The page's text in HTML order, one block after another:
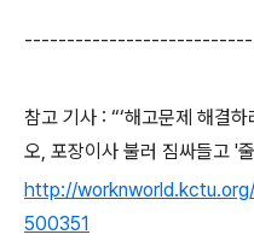
참고 기사 : “‘해고문제 해결하
오, 포장이사 불러 짐싸들고 '
http://
500351